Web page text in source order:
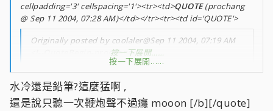
cellpadding='3' cellspacing='1'><tr><td>QUOTE(prochang
@ Sep 11 2004, 07:28 AM)</td></tr><tr><td id='QUOTE'>
Originally posted by coolaler@Sep 11 2004, 07:19 AM
<!--QuoteBegin-prochang按一下展開……
@Sep 11 2004, 07:18 AM
C大 , 一大早就在放鞭炮啊? :lkl:
按一下展開……
按一下展開……
水冷還是鉛筆?這麼猛啊 ,
還是說只聽一次鞭炮聲不過癮 mooon [/b][/quote]